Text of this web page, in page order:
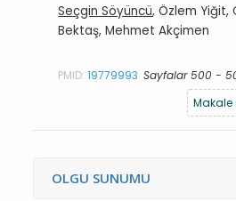
Seçgin Söyüncü, Özlem Yiğit,
Bektaş, Mehmet Akçimen
PMID:19779993 Sayfalar 500 -
Makale
OLGU SUNUMU